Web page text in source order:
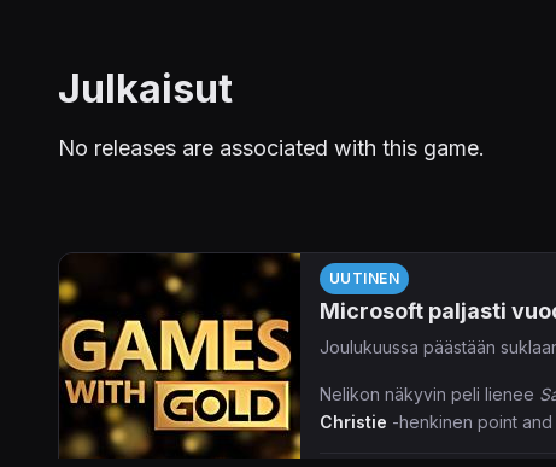
Julkaisut
No releases are associated with this game.
UUTINEN
Microsoft paljasti
Joulukuussa päästään
Nelikon näkyvin peli lienee
Christie -henkinen point